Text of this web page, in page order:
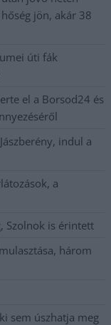
jön, akár 38
úti fák
el a Borsod24 és
indul a
a
Szolnok is érintett
három
sem úszhatja meg